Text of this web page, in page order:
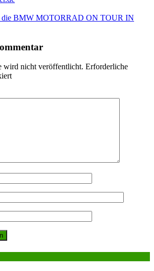
die BMW MOTORRAD ON TOUR IN
wird nicht veröffentlicht. Erforderliche